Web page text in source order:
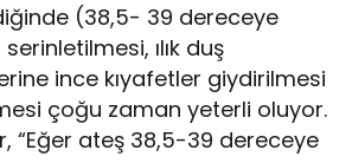
(38,5- 39 dereceye
ılık duş
ince kıyafetler giydirilmesi
çoğu zaman yeterli oluyor.
“Eğer ateş 38,5-39 dereceye